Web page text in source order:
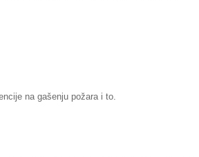
na gašenju požara i to.